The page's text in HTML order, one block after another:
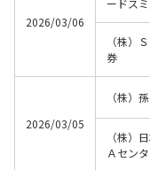
2026/03/06
ードス
（株）
券
2026/03/05
（株）
（株）
Ａセン